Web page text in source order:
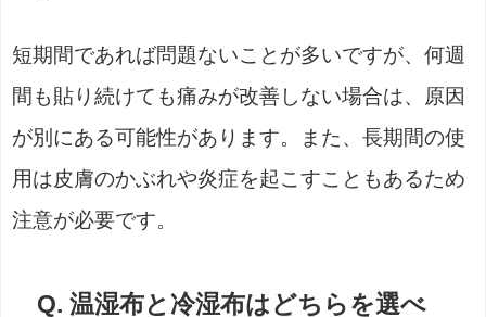
短期間であれば問題ないことが多いですが、何週
間も貼り続けても痛みが改善しない場合は、原因
が別にある可能性があります。また、長期間の使
用は皮膚のかぶれや炎症を起こすこともあるため
注意が必要です。
Q. 温湿布と冷湿布はどちらを選べ